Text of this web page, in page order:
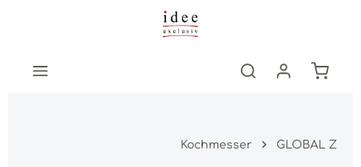
Zum Hauptinhalt springen
Kochmesser GLOBAL Z